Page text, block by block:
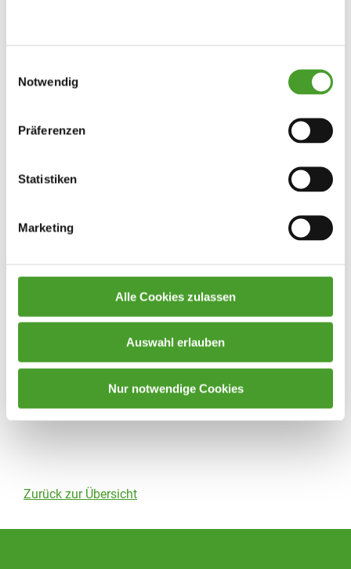
Notwendig
Präferenzen
Statistiken
Marketing
Alle Cookies zulassen
Auswahl erlauben
Nur notwendige Cookies
Gesprächstermin.
Mag. Georg König
Zurück zur Übersicht